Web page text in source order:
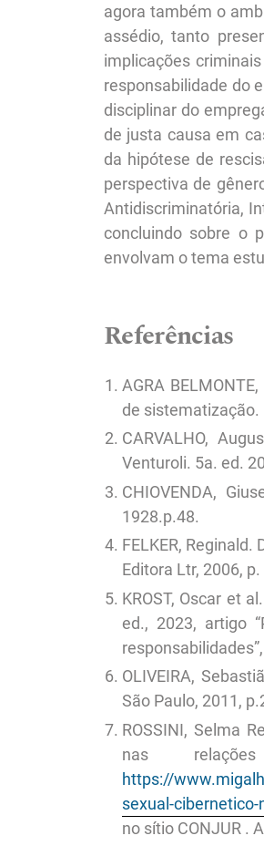
agora também o
assédio, tanto
implicações
responsabilidade do
disciplinar do
de justa causa em
da hipótese de
perspectiva de
Antidiscriminatória,
concluindo sobre o
envolvam o tema
Referências
AGRA
de sistematização.
CARVALHO,
Venturoli. 5a. ed.
CHIOVENDA,
1928.p.48.
FELKER,
Editora Ltr, 2006, p.
KROST, Oscar et
ed., 2023, artigo
OLIVEIRA,
São Paulo, 2011,
ROSSINI, Selma
nas
https://
sexual-cibernetico-
no sítio CONJUR .